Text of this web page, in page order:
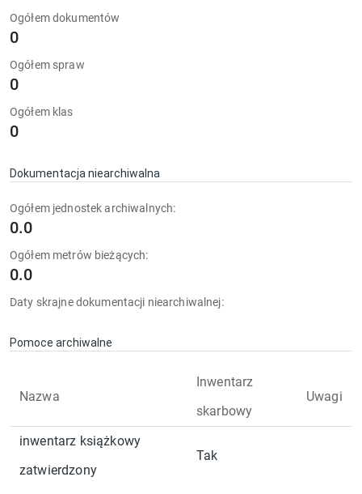
Ogółem dokumentów
0
Ogółem spraw
0
Ogółem klas
0
Dokumentacja niearchiwalna
Ogółem jednostek archiwalnych:
0.0
Ogółem metrów bieżących:
0.0
Daty skrajne dokumentacji niearchiwalnej:
Pomoce archiwalne
Nazwa
Inwentarz
skarbowy
Uwagi
inwentarz książkowy
zatwierdzony
Tak